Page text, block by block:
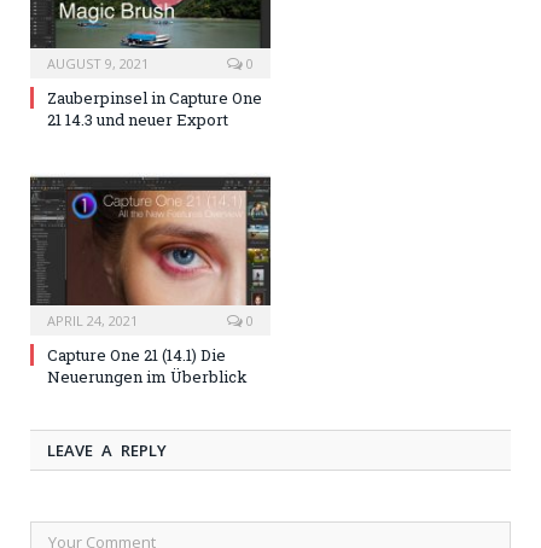
AUGUST 9, 2021 0
Zauberpinsel in Capture One
21 14.3 und neuer Export
APRIL 24, 2021 0
Capture One 21 (14.1) Die
Neuerungen im Überblick
LEAVE A REPLY